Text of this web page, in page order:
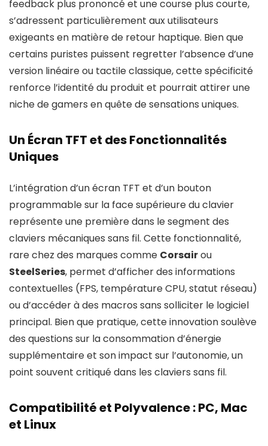
feedback plus prononcé et une course plus courte,
s’adressent particulièrement aux utilisateurs
exigeants en matière de retour haptique. Bien que
certains puristes puissent regretter l’absence d’une
version linéaire ou tactile classique, cette spécificité
renforce l’identité du produit et pourrait attirer une
niche de gamers en quête de sensations uniques.
Un Écran TFT et des Fonctionnalités
Uniques
L’intégration d’un écran TFT et d’un bouton
programmable sur la face supérieure du clavier
représente une première dans le segment des
claviers mécaniques sans fil. Cette fonctionnalité,
rare chez des marques comme Corsairou
SteelSeries, permet d’afficher des informations
contextuelles (FPS, température CPU, statut réseau)
ou d’accéder à des macros sans solliciter le logiciel
principal. Bien que pratique, cette innovation soulève
des questions sur la consommation d’énergie
supplémentaire et son impact sur l’autonomie, un
point souvent critiqué dans les claviers sans fil.
Compatibilité et Polyvalence : PC, Mac
et Linux